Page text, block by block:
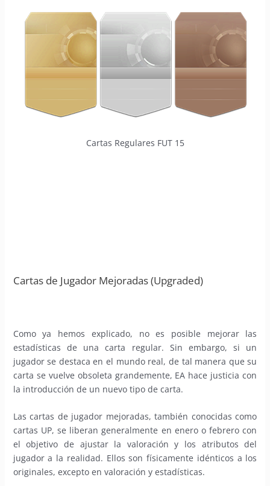
Cartas Regulares FUT 15
Cartas de Jugador Mejoradas (Upgraded)
Como ya hemos explicado, no es posible mejorar las
estadísticas de una carta regular. Sin embargo, si un
jugador se destaca en el mundo real, de tal manera que su
carta se vuelve obsoleta grandemente, EA hace justicia con
la introducción de un nuevo tipo de carta.
Las cartas de jugador mejoradas, también conocidas como
cartas UP, se liberan generalmente en enero o febrero con
el objetivo de ajustar la valoración y los atributos del
jugador a la realidad. Ellos son físicamente idénticos a los
originales, excepto en valoración y estadísticas.